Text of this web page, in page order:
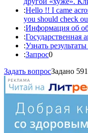
:Hello !! I came
you should check
:Информация об
:Государственная
:Узнать
:Запрос0
Задать вопросЗадано
РЕКЛАМА